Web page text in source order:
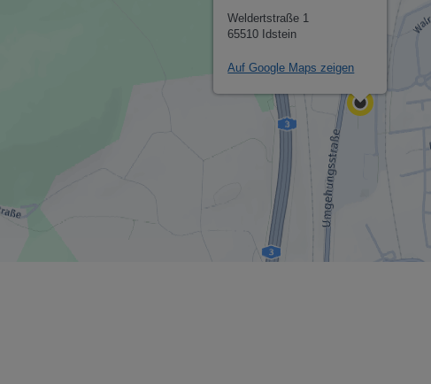
Weldertstraße 1
65510 Idstein
Auf Google Maps zeigen